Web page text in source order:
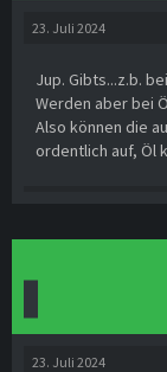
23. Juli 2024
Jup. Gibts...z.b.
Werden aber bei
Also können die
ordentlich auf, Öl
23. Juli 2024